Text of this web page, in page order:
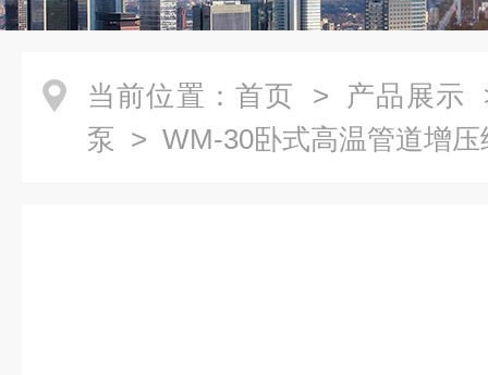
当前位置： 首页 > 产品展示
泵 > WM-30卧式高温管道增压